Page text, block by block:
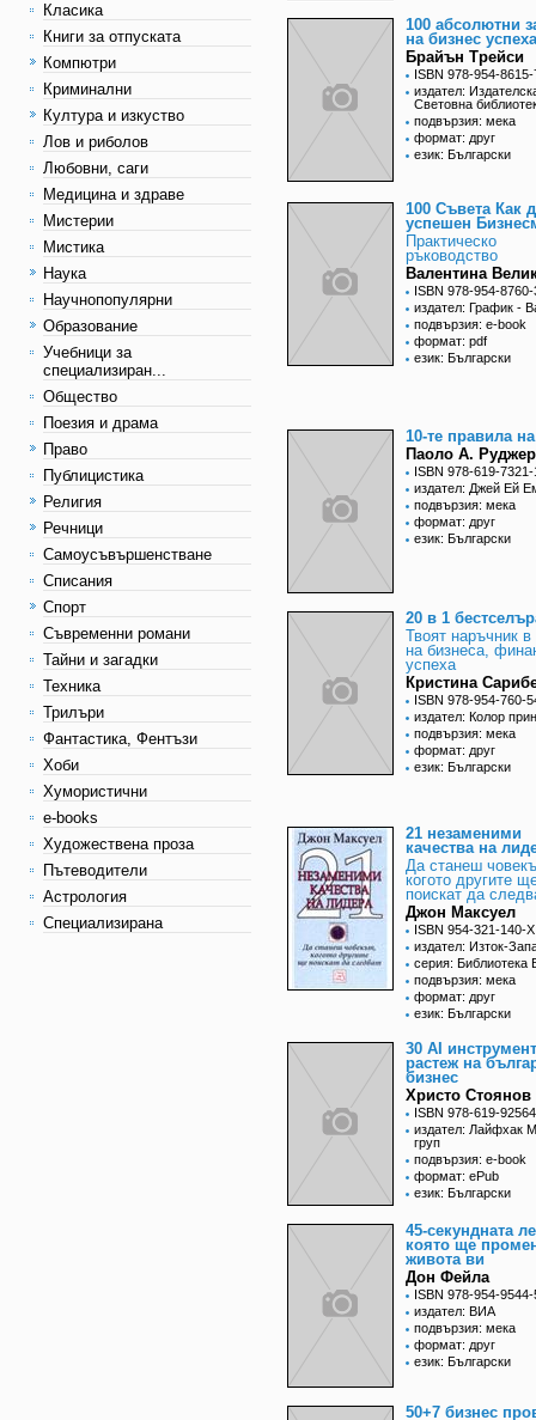
Класика
Книги за отпуската
Компютри
Криминални
Култура и изкуство
Лов и риболов
Любовни, саги
Медицина и здраве
Мистерии
Мистика
Наука
Научнопопулярни
Образование
Учебници за
специализиран...
Общество
Поезия и драма
Право
Публицистика
Религия
Речници
Самоусъвършенстване
Списания
Спорт
Съвременни романи
Тайни и загадки
Техника
Трилъри
Фантастика, Фентъзи
Хоби
Хумористични
e-books
Художествена проза
Пътеводители
Астрология
Специализирана
100 абсолютни
на бизнес успеха
Брайън Трейси
ISBN 978-954-
издател:
Световна
подвързия: мека
формат: друг
език: Български
100 Съвета Как
успешен
Практическо
ръководство
Валентина
ISBN 978-954-
издател: График -
подвързия: e-book
формат: pdf
език: Български
10-те правила
Паоло А.
ISBN 978-619-7321-
издател: Джей Ей
подвързия: мека
формат: друг
език: Български
20 в 1
Твоят наръчник в
на бизнеса,
успеха
Кристина
ISBN 978-954-760-
издател: Колор
подвързия: мека
формат: друг
език: Български
21 незаменими
качества на
Да станеш
когото другите
поискат да
Джон Максуел
ISBN 954-321-140-X
издател: Изток-
серия: Библиотека
подвързия: мека
формат: друг
език: Български
30 АI
растеж на
бизнес
Христо Стоянов
ISBN 978-619-
издател: Лайфхак
груп
подвързия: e-book
формат: ePub
език: Български
45-секундната
която ще
живота ви
Дон Фейла
ISBN 978-954-
издател: ВИА
подвързия: мека
формат: друг
език: Български
50+7 бизнес